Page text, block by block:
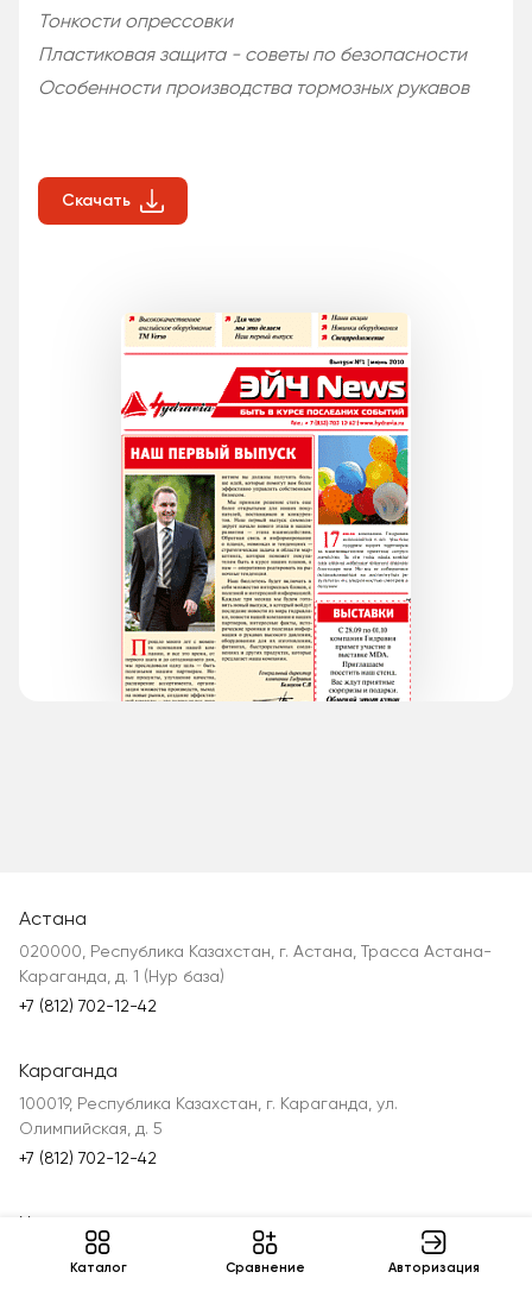
Каталог Cравнение Авторизация
Тонкости опрессовки
Пластиковая защита - советы по безопасности
Особенности производства тормозных рукавов
Скачать
Астана
020000, Республика Казахстан, г. Астана, Трасса Астана-
Караганда, д. 1 (Нур база)
+7 (812) 702-12-42
Караганда
100019, Республика Казахстан, г. Караганда, ул.
Олимпийская, д. 5
+7 (812) 702-12-42
Уральск
090003, Республика Казахстан, ЗКО, г. Уральск, ул. Сырыма